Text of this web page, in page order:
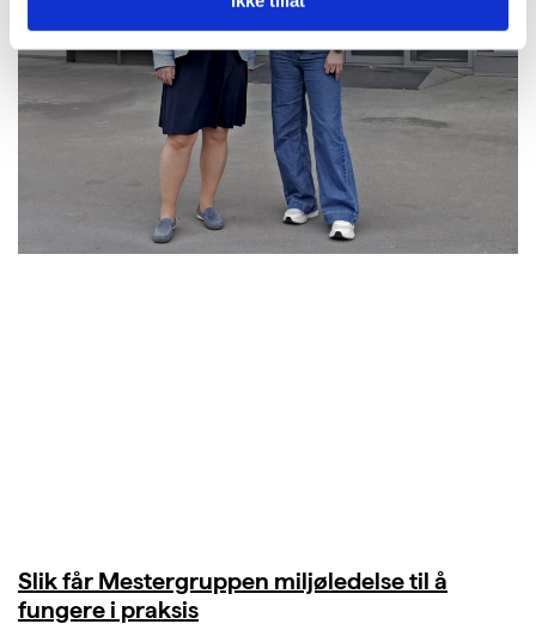
Slik får Mestergruppen miljøledelse til å
fungere i praksis